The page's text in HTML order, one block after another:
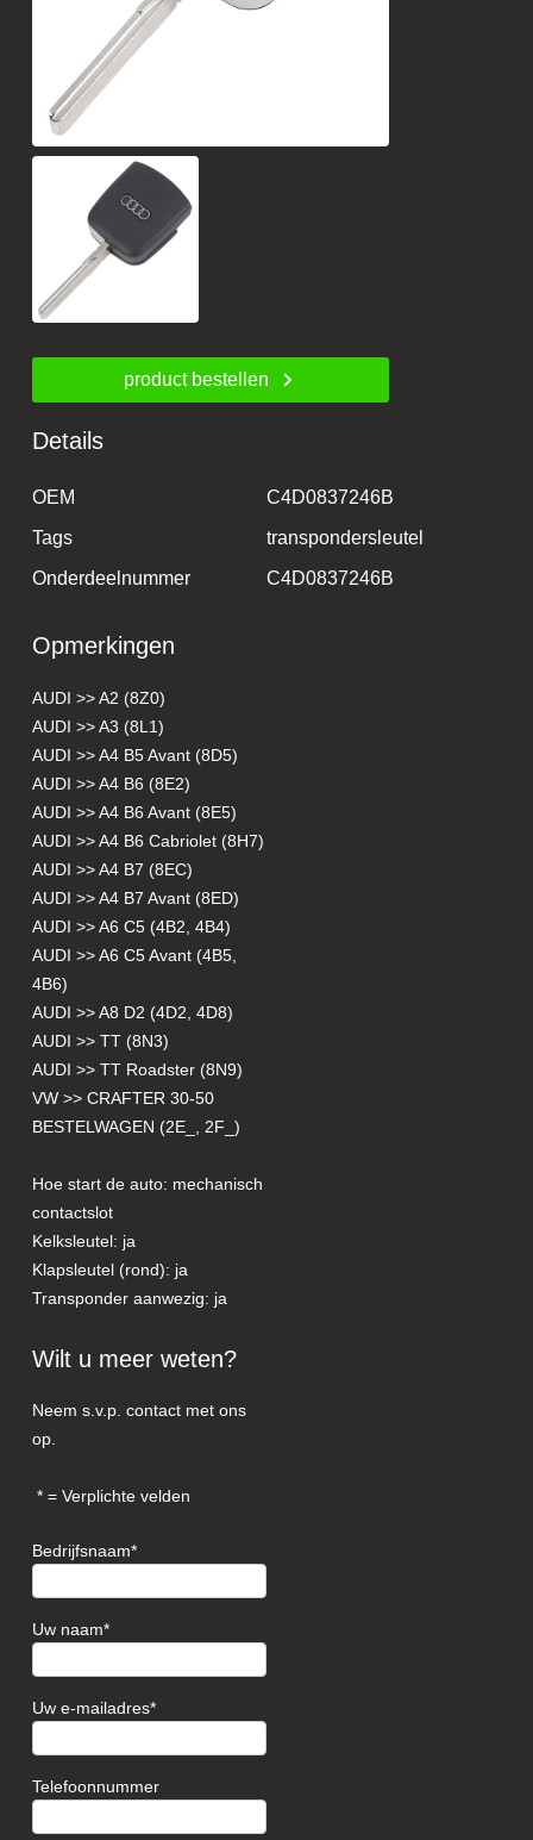
product bestellen
Details
OEM
C4D0837246B
Tags
transpondersleutel
Onderdeelnummer
C4D0837246B
Opmerkingen
AUDI >> A2 (8Z0)
AUDI >> A3 (8L1)
AUDI >> A4 B5 Avant (8D5)
AUDI >> A4 B6 (8E2)
AUDI >> A4 B6 Avant (8E5)
AUDI >> A4 B6 Cabriolet (8H7)
AUDI >> A4 B7 (8EC)
AUDI >> A4 B7 Avant (8ED)
AUDI >> A6 C5 (4B2, 4B4)
AUDI >> A6 C5 Avant (4B5,
4B6)
AUDI >> A8 D2 (4D2, 4D8)
AUDI >> TT (8N3)
AUDI >> TT Roadster (8N9)
VW >> CRAFTER 30-50
BESTELWAGEN (2E_, 2F_)
Hoe start de auto: mechanisch
contactslot
Kelksleutel: ja
Klapsleutel (rond): ja
Transponder aanwezig: ja
Wilt u meer weten?
Neem s.v.p. contact met ons
op.
= Verplichte velden
Bedrijfsnaam
Uw naam
Uw e-mailadres
Telefoonnummer